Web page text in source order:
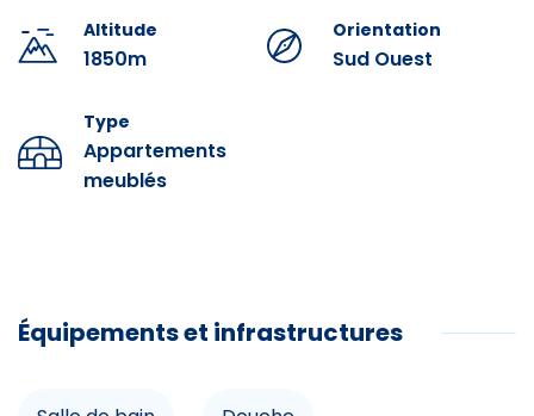
Altitude
1850m
Orientation
Sud Ouest
Type
Appartements
meublés
Équipements et infrastructures
Salle de bain
Infrastructures